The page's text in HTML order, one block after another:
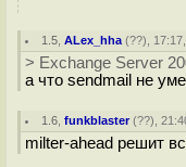
1.5 ,ALex_hha (??),
> Exchange Server
а что sendmail не
1.6 ,funkblaster(??),
milter-ahead решит